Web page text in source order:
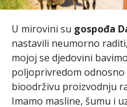
U mirovini su gospođa
nastavili neumorno
mojoj se djedovini
poljoprivredom
bioodrživu proizvodnju
Imamo masline, šumu i